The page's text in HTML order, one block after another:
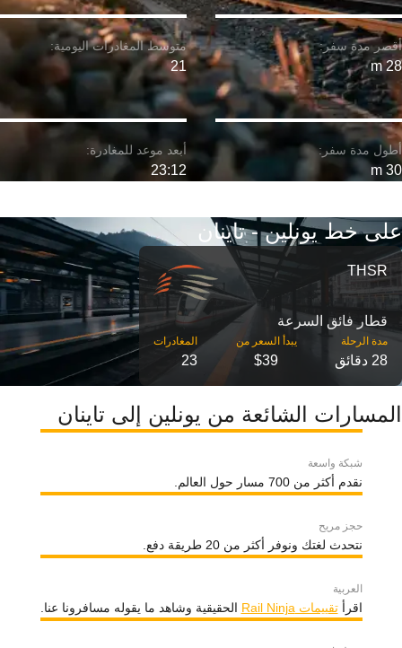
28 m
30 m
21
23:12
على خط يونلين - تاينان
THSR
قطار فائق السرعة
مدة الرحلة
28 دقائق
‎يبدأ السعر من
$39
23
المسارات الشائعة من يونلين إلى تاينان
شبكة واسعة
نقدم أكثر من 700 مسار حول العالم.
حجز مريح
نتحدث لغتك ونوفر أكثر من 20 طريقة دفع.
العربية
اقرأتقييمات Rail Ninja الحقيقية وشاهد ما يقوله مسافرونا عنا.